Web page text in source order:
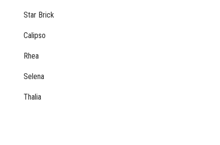
Star Brick
Calipso
Rhea
Selena
Thalia